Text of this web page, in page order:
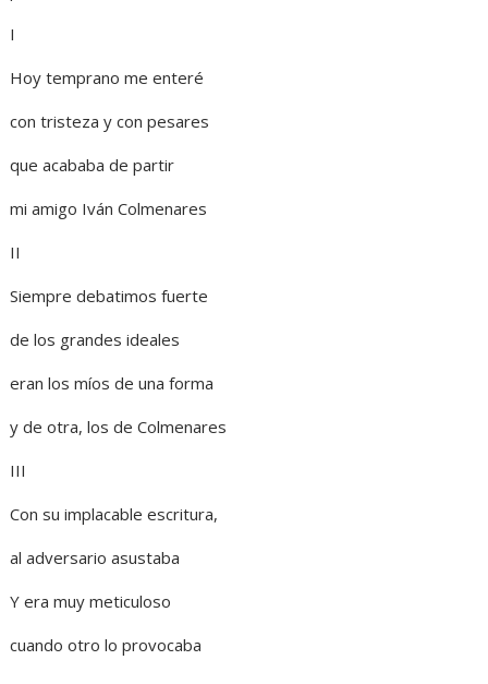
I
Hoy temprano me enteré
con tristeza y con pesares
que acababa de partir
mi amigo Iván Colmenares
II
Siempre debatimos fuerte
de los grandes ideales
eran los míos de una forma
y de otra, los de Colmenares
III
Con su implacable escritura,
al adversario asustaba
Y era muy meticuloso
cuando otro lo provocaba